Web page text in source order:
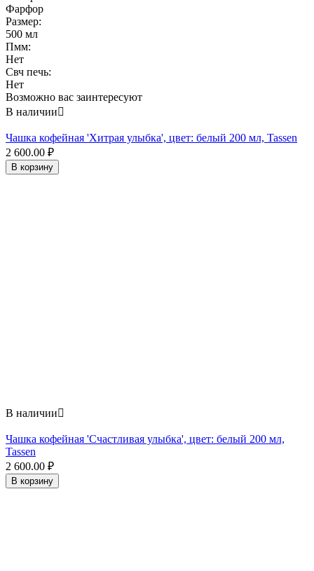
Фарфор
Размер:
500 мл
Пмм:
Нет
Свч печь:
Нет
Возможно вас заинтересуют
В наличии
Чашка кофейная 'Хитрая улыбка', цвет: белый 200 мл, Tassen
2 600.00 ₽
В корзину
В наличии
Чашка кофейная 'Счастливая улыбка', цвет: белый 200 мл,
Tassen
2 600.00 ₽
В корзину